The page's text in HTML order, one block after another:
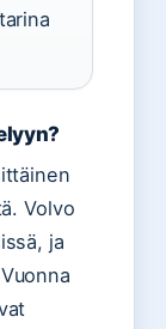
Volvo
ja